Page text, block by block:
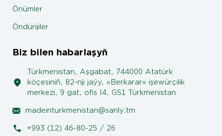
Önümler
Öndürijiler
Biz bilen habarlaşyň
Türkmenistan, Aşgabat, 744000 Atatürk
köçesiniň, 82-nji jaýy, «Berkarar» işewürçilik
merkezi, 9 gat, ofis I4, GS1 Türkmenistan
madeinturkmenistan@sanly.tm
+993 (12) 46-80-25 / 26